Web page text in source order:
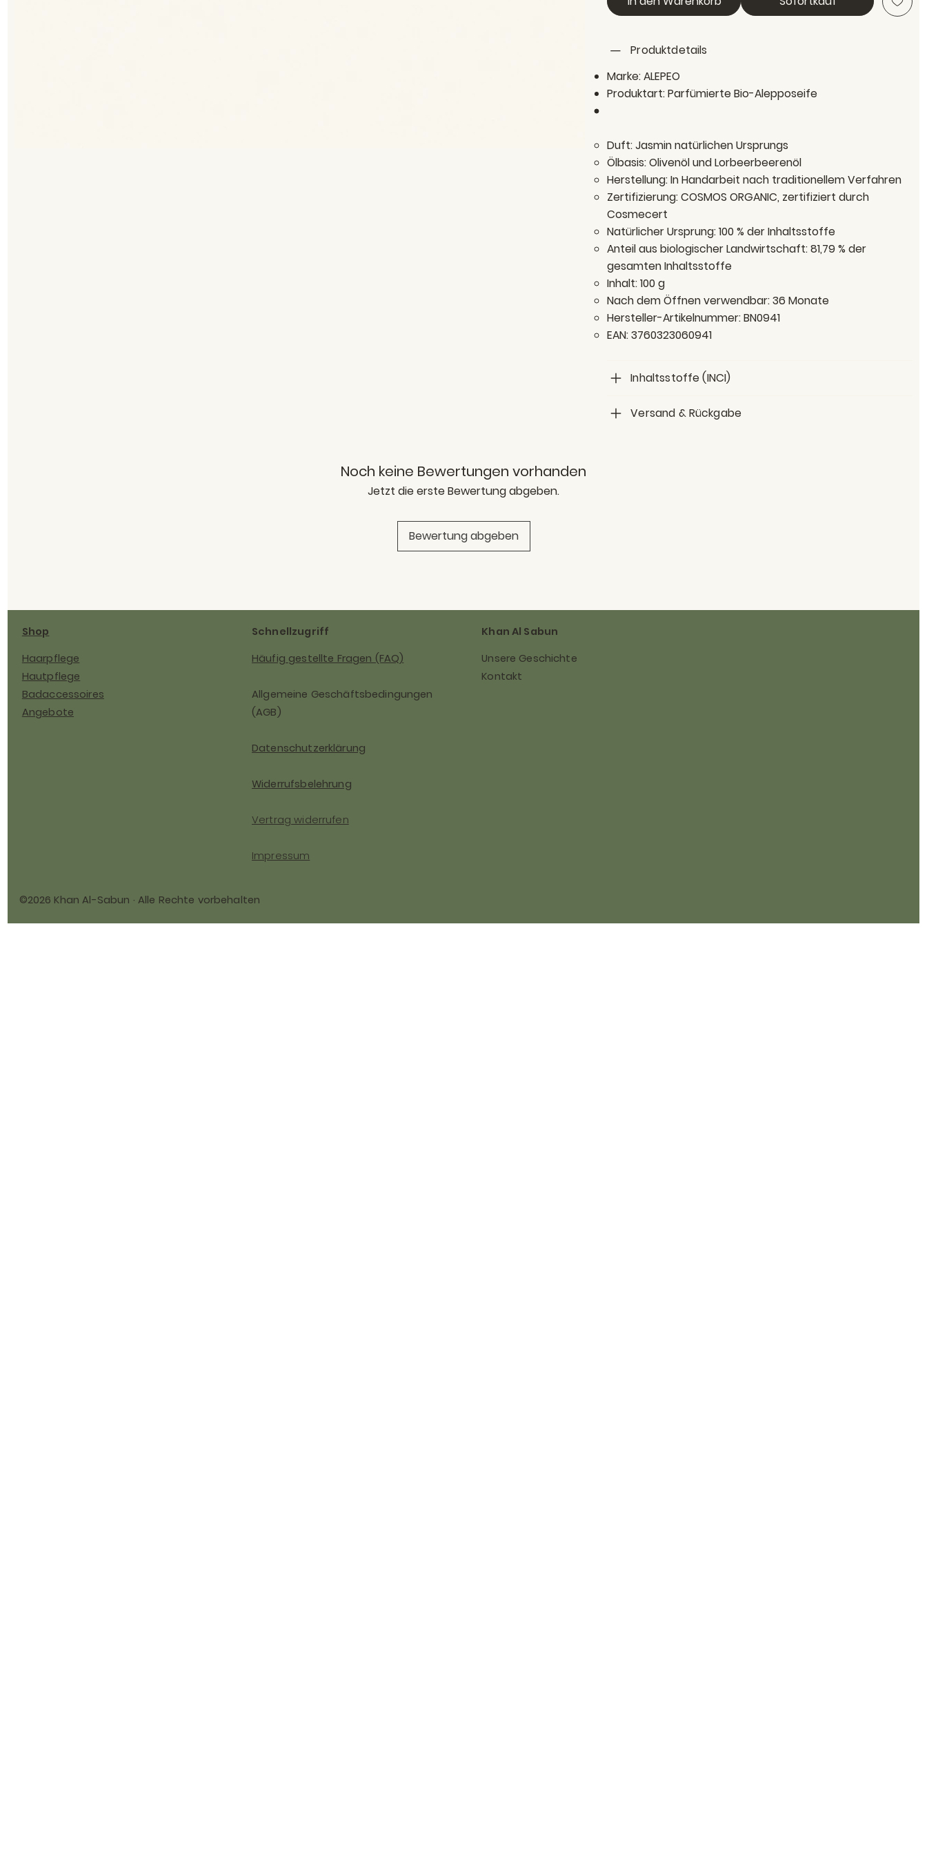
Produktdetails
Marke:ALEPEO
Produktart:Parfümierte Bio-Alepposeife
Duft:Jasmin natürlichen Ursprungs
Ölbasis:Olivenöl und Lorbeerbeerenöl
Herstellung:In Handarbeit nach traditionellem Verfahren
Zertifizierung:COSMOS ORGANIC, zertifiziert durch
Cosmecert
Natürlicher Ursprung:100 % der Inhaltsstoffe
Anteil aus biologischer Landwirtschaft:81,79 % der
gesamten Inhaltsstoffe
Inhalt:100 g
Nach dem Öffnen verwendbar:36 Monate
Hersteller-Artikelnummer:BN0941
EAN:3760323060941
Inhaltsstoffe (INCI)
Versand & Rückgabe
Noch keine Bewertungen vorhanden
Jetzt die erste Bewertung abgeben.
Bewertung abgeben
Shop
Haarpflege
Hautpflege
Badaccessoires
Angebote
Schnellzugriff
Häufig gestellte Fragen (FAQ)
Allgemeine Geschäftsbedingungen
(AGB)
Datenschutzerklärung
Widerrufsbelehrung
Vertrag widerrufen
Impressum
Khan Al Sabun
Unsere Geschichte
Kontakt
©2026 Khan Al-Sabun · Alle Rechte vorbehalten